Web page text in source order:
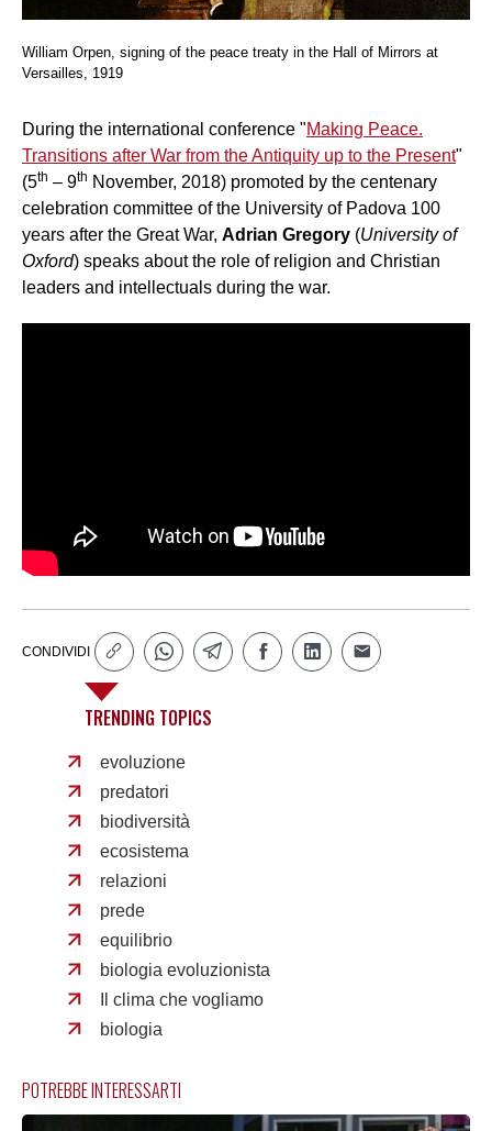
William Orpen, signing of the peace treaty in the Hall of Mirrors at
Versailles, 1919
During the international conference "Making Peace.
Transitions after War from the Antiquity up to the Present"
(5th – 9th November, 2018) promoted by the centenary
celebration committee of the University of Padova 100
years after the Great War, Adrian Gregory (University of
Oxford) speaks about the role of religion and Christian
leaders and intellectuals during the war.
CONDIVIDI
TRENDING TOPICS
evoluzione
predatori
biodiversità
ecosistema
relazioni
prede
equilibrio
biologia evoluzionista
Il clima che vogliamo
biologia
POTREBBE INTERESSARTI